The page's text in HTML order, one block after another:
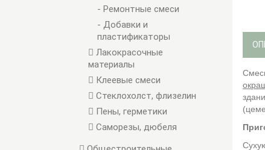
- Ремонтные смеси
- Добавки и
пластификаторы
Лакокрасочные
материалы
Клеевые смеси
Стеклохолст, флизелин
Пены, герметики
Саморезы, дюбеля